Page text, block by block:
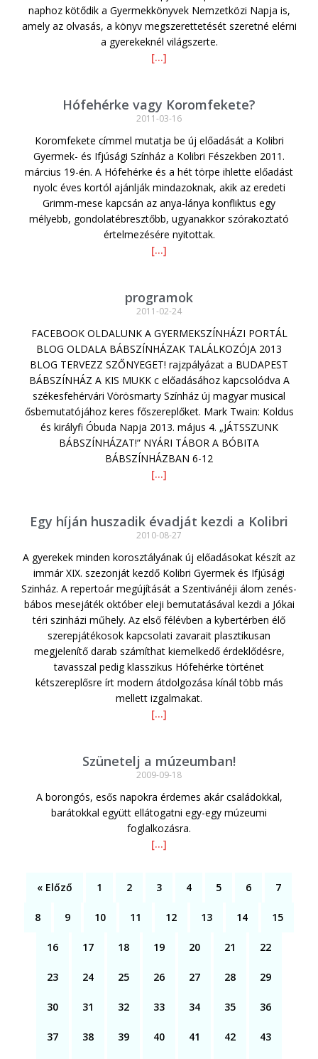
naphoz kötődik a Gyermekkönyvek Nemzetközi Napja is,
amely az olvasás, a könyv megszerettetését szeretné elérni
a gyerekeknél világszerte.
[…]
Hófehérke vagy Koromfekete?
2011-03-16
Koromfekete címmel mutatja be új előadását a Kolibri
Gyermek- és Ifjúsági Színház a Kolibri Fészekben 2011.
március 19-én. A Hófehérke és a hét törpe ihlette előadást
nyolc éves kortól ajánlják mindazoknak, akik az eredeti
Grimm-mese kapcsán az anya-lánya konfliktus egy
mélyebb, gondolatébresztőbb, ugyanakkor szórakoztató
értelmezésére nyitottak.
[…]
programok
2011-02-24
FACEBOOK OLDALUNK A GYERMEKSZÍNHÁZI PORTÁL
BLOG OLDALA BÁBSZÍNHÁZAK TALÁLKOZÓJA 2013
BLOG TERVEZZ SZŐNYEGET! rajzpályázat a BUDAPEST
BÁBSZÍNHÁZ A KIS MUKK c előadásához kapcsolódva A
székesfehérvári Vörösmarty Színház új magyar musical
ősbemutatójához keres főszereplőket. Mark Twain: Koldus
és királyfi Óbuda Napja 2013. május 4. „JÁTSSZUNK
BÁBSZÍNHÁZAT!” NYÁRI TÁBOR A BÓBITA
BÁBSZÍNHÁZBAN 6-12
[…]
Egy híján huszadik évadját kezdi a Kolibri
2010-08-27
A gyerekek minden korosztályának új előadásokat készít az
immár XIX. szezonját kezdő Kolibri Gyermek és Ifjúsági
Szinház. A repertoár megújítását a Szentivánéji álom zenés-
bábos mesejáték október eleji bemutatásával kezdi a Jókai
téri szinházi műhely. Az első félévben a kybertérben élő
szerepjátékosok kapcsolati zavarait plasztikusan
megjelenítő darab számíthat kiemelkedő érdeklődésre,
tavasszal pedig klasszikus Hófehérke történet
kétszereplősre írt modern átdolgozása kínál több más
mellett izgalmakat.
[…]
Szünetelj a múzeumban!
2009-09-18
A borongós, esős napokra érdemes akár családokkal,
barátokkal együtt ellátogatni egy-egy múzeumi
foglalkozásra.
[…]
« Előző 1 2 3 4 5 6 7
8 9 10 11 12 13 14 15
16 17 18 19 20 21 22
23 24 25 26 27 28 29
30 31 32 33 34 35 36
37 38 39 40 41 42 43